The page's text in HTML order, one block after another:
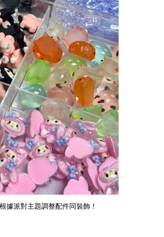
據派對主題調整配件同裝飾！